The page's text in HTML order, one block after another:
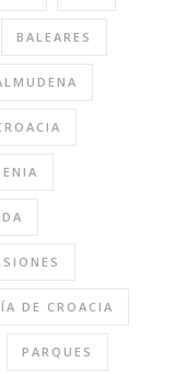
BALEARES
DE CROACIA
PARQUES